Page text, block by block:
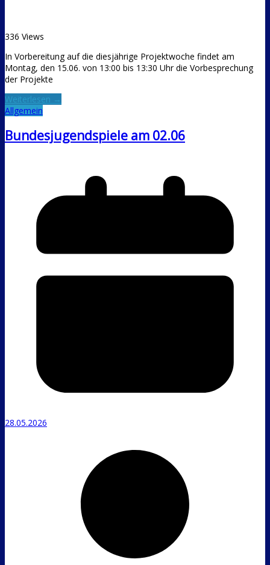
336 Views
In Vorbereitung auf die diesjährige Projektwoche findet am
Montag, den 15.06. von 13:00 bis 13:30 Uhr die Vorbesprechung
der Projekte
Weiterlesen →
Allgemein
Bundesjugendspiele am 02.06
28.05.2026